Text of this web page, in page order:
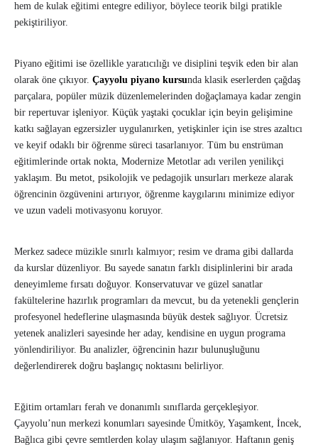
hem de kulak eğitimi entegre ediliyor, böylece teorik bilgi pratikle
pekiştiriliyor.
Piyano eğitimi ise özellikle yaratıcılığı ve disiplini teşvik eden bir alan
olarak öne çıkıyor. Çayyolu piyano kursunda klasik eserlerden çağdaş
parçalara, popüler müzik düzenlemelerinden doğaçlamaya kadar zengin
bir repertuvar işleniyor. Küçük yaştaki çocuklar için beyin gelişimine
katkı sağlayan egzersizler uygulanırken, yetişkinler için ise stres azaltıcı
ve keyif odaklı bir öğrenme süreci tasarlanıyor. Tüm bu enstrüman
eğitimlerinde ortak nokta, Modernize Metotlar adı verilen yenilikçi
yaklaşım. Bu metot, psikolojik ve pedagojik unsurları merkeze alarak
öğrencinin özgüvenini artırıyor, öğrenme kaygılarını minimize ediyor
ve uzun vadeli motivasyonu koruyor.
Merkez sadece müzikle sınırlı kalmıyor; resim ve drama gibi dallarda
da kurslar düzenliyor. Bu sayede sanatın farklı disiplinlerini bir arada
deneyimleme fırsatı doğuyor. Konservatuvar ve güzel sanatlar
fakültelerine hazırlık programları da mevcut, bu da yetenekli gençlerin
profesyonel hedeflerine ulaşmasında büyük destek sağlıyor. Ücretsiz
yetenek analizleri sayesinde her aday, kendisine en uygun programa
yönlendiriliyor. Bu analizler, öğrencinin hazır bulunuşluğunu
değerlendirerek doğru başlangıç noktasını belirliyor.
Eğitim ortamları ferah ve donanımlı sınıflarda gerçekleşiyor.
Çayyolu’nun merkezi konumları sayesinde Ümitköy, Yaşamkent, İncek,
Bağlıca gibi çevre semtlerden kolay ulaşım sağlanıyor. Haftanın geniş